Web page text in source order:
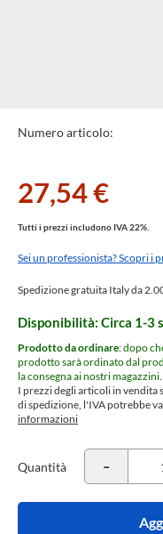
Specifiche
Numero articolo:
27,54 €
Tutti i prezzi includono IVA 22%.
Sei un professionista? Scopri i
Spedizione gratuita Italy da
Disponibilità: Circa 1-3
Prodotto da ordinare: dopo
prodotto sarà ordinato dal
la consegna ai nostri magazzini.
I prezzi degli articoli in vendita
di spedizione, l'IVA potrebbe
informazioni
Quantità -